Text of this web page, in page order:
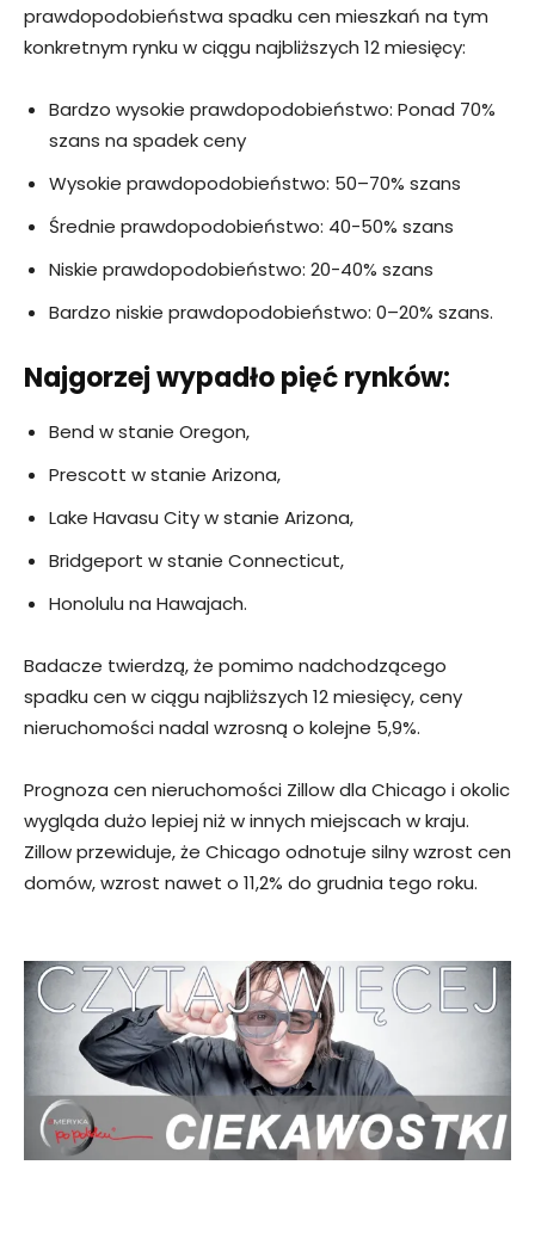
prawdopodobieństwa spadku cen mieszkań na tym
konkretnym rynku w ciągu najbliższych 12 miesięcy:
Bardzo wysokie prawdopodobieństwo: Ponad 70%
szans na spadek ceny
Wysokie prawdopodobieństwo: 50–70% szans
Średnie prawdopodobieństwo: 40-50% szans
Niskie prawdopodobieństwo: 20-40% szans
Bardzo niskie prawdopodobieństwo: 0–20% szans.
Najgorzej wypadło pięć rynków:
Bend w stanie Oregon,
Prescott w stanie Arizona,
Lake Havasu City w stanie Arizona,
Bridgeport w stanie Connecticut,
Honolulu na Hawajach.
Badacze twierdzą, że pomimo nadchodzącego
spadku cen w ciągu najbliższych 12 miesięcy, ceny
nieruchomości nadal wzrosną o kolejne 5,9%.
Prognoza cen nieruchomości Zillow dla Chicago i okolic
wygląda dużo lepiej niż w innych miejscach w kraju.
Zillow przewiduje, że Chicago odnotuje silny wzrost cen
domów, wzrost nawet o 11,2% do grudnia tego roku.